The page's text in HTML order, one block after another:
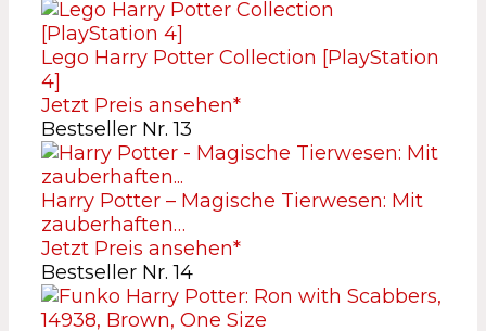
Lego Harry Potter Collection [PlayStation
4]
Jetzt Preis ansehen*
Bestseller Nr. 13
Harry Potter – Magische Tierwesen: Mit
zauberhaften…
Jetzt Preis ansehen*
Bestseller Nr. 14